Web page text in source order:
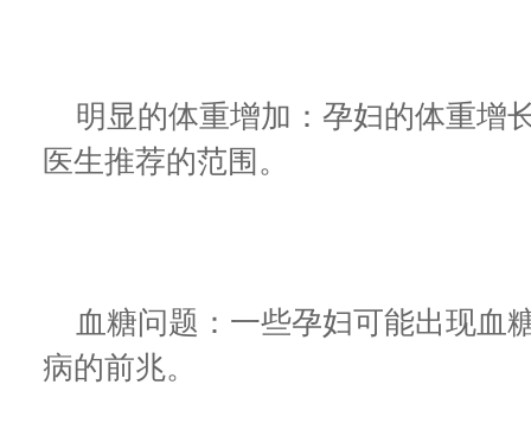
明显的体重增加：孕妇的体重增
医生推荐的范围。
血糖问题：一些孕妇可能出现血
病的前兆。